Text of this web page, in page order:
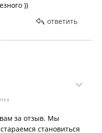
))
ответить
за отзыв. Мы
становиться